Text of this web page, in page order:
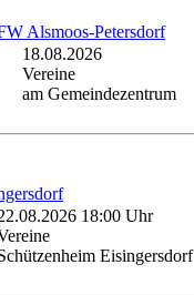
Alsmoos-Petersdorf
18.08.2026
Vereine
am Gemeindezentrum
18:00 Uhr
Eisingersdorf